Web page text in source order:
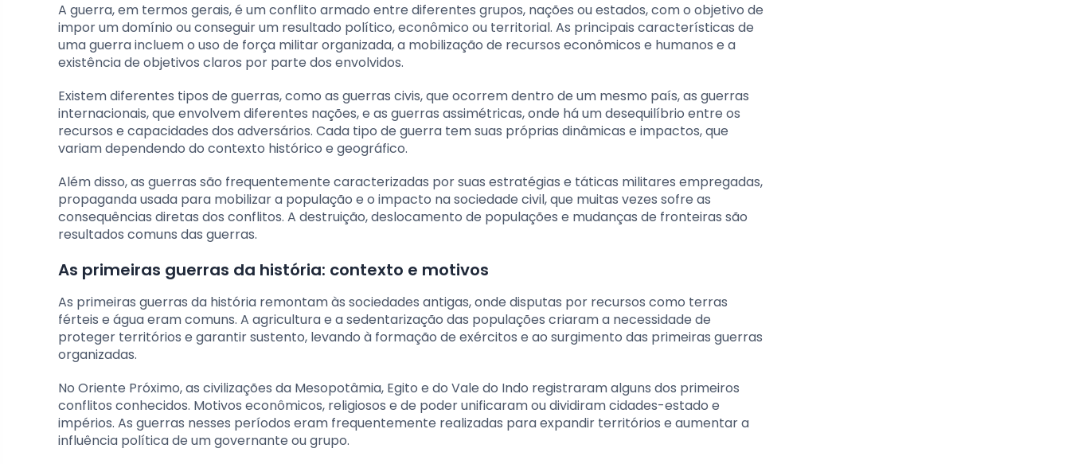
A guerra, em termos gerais, é um conflito armado entre diferentes grupos, nações ou estados, com o objetivo de
impor um domínio ou conseguir um resultado político, econômico ou territorial. As principais características de
uma guerra incluem o uso de força militar organizada, a mobilização de recursos econômicos e humanos e a
existência de objetivos claros por parte dos envolvidos.
Existem diferentes tipos de guerras, como as guerras civis, que ocorrem dentro de um mesmo país, as guerras
internacionais, que envolvem diferentes nações, e as guerras assimétricas, onde há um desequilíbrio entre os
recursos e capacidades dos adversários. Cada tipo de guerra tem suas próprias dinâmicas e impactos, que
variam dependendo do contexto histórico e geográfico.
Além disso, as guerras são frequentemente caracterizadas por suas estratégias e táticas militares empregadas,
propaganda usada para mobilizar a população e o impacto na sociedade civil, que muitas vezes sofre as
consequências diretas dos conflitos. A destruição, deslocamento de populações e mudanças de fronteiras são
resultados comuns das guerras.
As primeiras guerras da história: contexto e motivos
As primeiras guerras da história remontam às sociedades antigas, onde disputas por recursos como terras
férteis e água eram comuns. A agricultura e a sedentarização das populações criaram a necessidade de
proteger territórios e garantir sustento, levando à formação de exércitos e ao surgimento das primeiras guerras
organizadas.
No Oriente Próximo, as civilizações da Mesopotâmia, Egito e do Vale do Indo registraram alguns dos primeiros
conflitos conhecidos. Motivos econômicos, religiosos e de poder unificaram ou dividiram cidades-estado e
impérios. As guerras nesses períodos eram frequentemente realizadas para expandir territórios e aumentar a
influência política de um governante ou grupo.